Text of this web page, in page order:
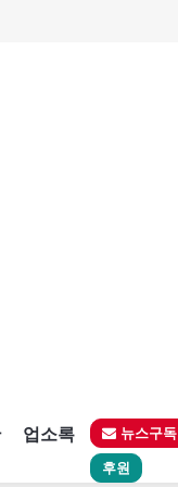
업소록 뉴스구독
후원